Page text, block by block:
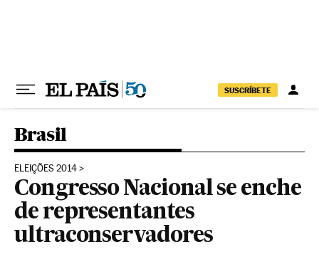
SUSCRÍBETE
Brasil
ELEIÇÕES 2014
Congresso Nacional se enche
de representantes
ultraconservadores